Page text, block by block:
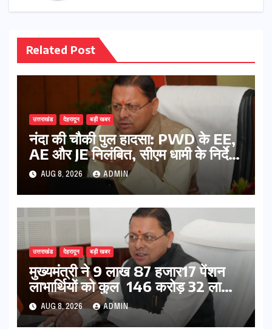
Related Post
उत्तराखंड देहरादून बड़ी खबर
नंदा की चौकी पुल हादसा: PWD के EE,
AE और JE निलंबित, सीएम धामी के निर्देश
पर सख्त कार्रवाई
AUG 8, 2026 ADMIN
उत्तराखंड देहरादून बड़ी खबर
मुख्यमंत्री ने 9 लाख 87 हजार17 पेंशन
लाभार्थियों को कुल 146 करोड़ 32 लाख
की पेंशन राशि का किया भुगतान
AUG 8, 2026 ADMIN